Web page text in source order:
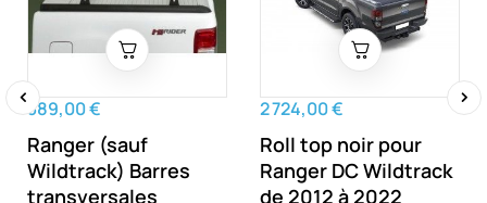
389,00 €
Ranger (sauf
Wildtrack) Barres
transversales
2 724,00 €
Roll top noir pour
Ranger DC Wildtrack
de 2012 à 2022